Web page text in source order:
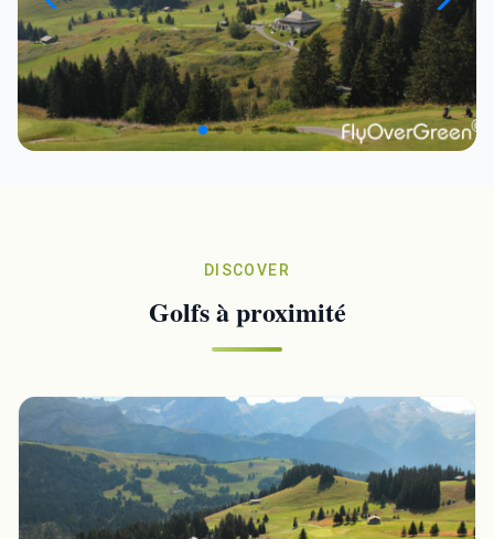
DISCOVER
Golfs à proximité